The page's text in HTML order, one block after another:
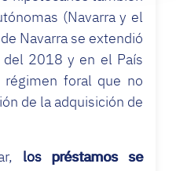
(Navarra y el
Navarra se extendió
2018 y en el País
foral que no
de la adquisición de
los préstamos se